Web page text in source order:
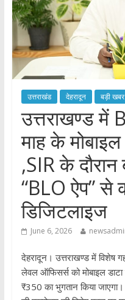
उत्तराखंड देहरादून बड़ी खबर
उत्तराखण्ड में
माह के
,SIR के
“BLO ऐप” से
डिजिटलाइज
June 6, 2026
देहरादून। उत्तराखण्ड में विशेष
लेवल ऑफिसर्स को मोबाइल डाटा
₹350 का भुगतान किया जाएगा।